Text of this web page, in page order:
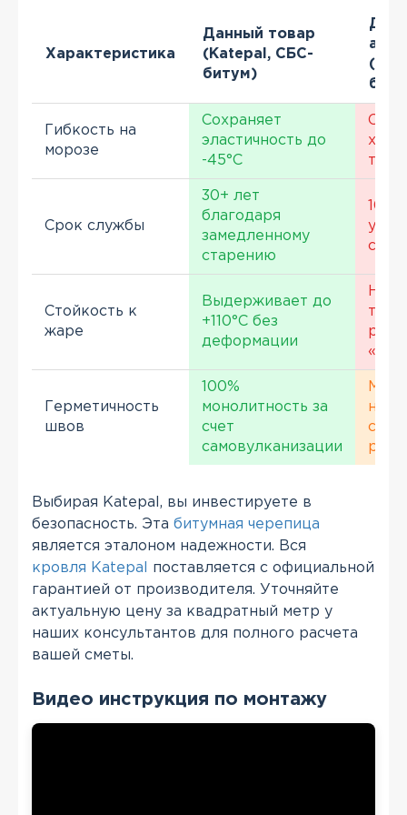
Характеристика
Данный товар
(Katepal, СБС-
битум)
Гибкость на
морозе
Сохраняет
эластичность до
-45°С
Срок службы
30+ лет
благодаря
замедленному
старению
10-
Стойкость к
жаре
Выдерживает до
+110°С без
деформации
риск
Герметичность
швов
100%
монолитность за
счет
самовулканизации
Выбирая Katepal, вы инвестируете в
безопасность. Эта битумная черепица
является эталоном надежности. Вся
кровля Katepal
поставляется с официальной
гарантией от производителя. Уточняйте
актуальную цену за квадратный метр у
наших консультантов для полного расчета
вашей сметы.
Видео инструкция по монтажу